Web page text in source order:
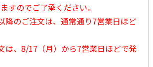
すのでご了承ください。
降のご注文は、通常通り7営業日ほど
は、8/17（月）から7営業日ほどで発